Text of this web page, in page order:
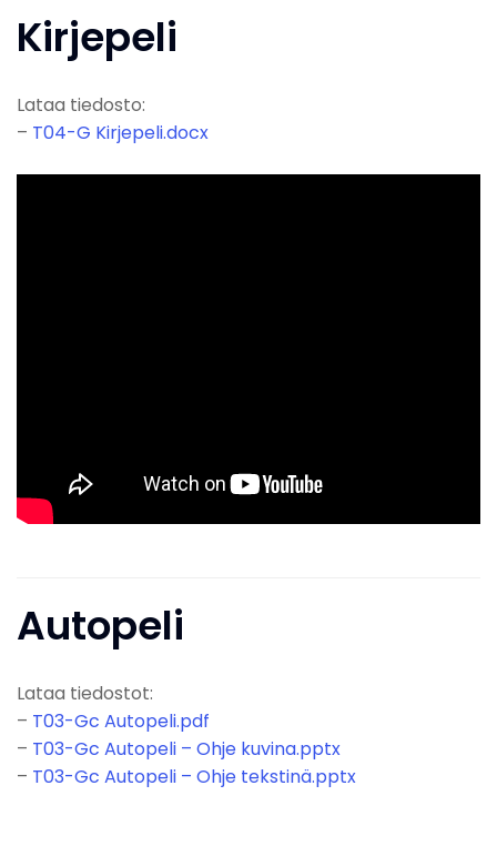
Kirjepeli
Lataa tiedosto:
– T04-G Kirjepeli.docx
Autopeli
Lataa tiedostot:
– T03-Gc Autopeli.pdf
– T03-Gc Autopeli – Ohje kuvina.pptx
– T03-Gc Autopeli – Ohje tekstinä.pptx